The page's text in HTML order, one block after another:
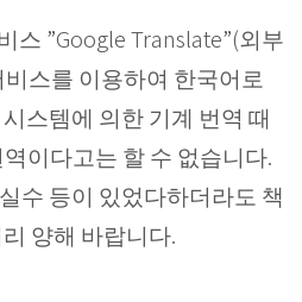
스 ”Google Translate”(외부
스를 이용하여 한국어로
스템에 의한 기계 번역 때
이다고는 할 수 없습니다.
수 등이 있었다하더라도 책
양해 바랍니다.